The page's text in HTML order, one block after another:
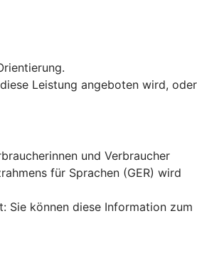
Leistung angeboten wird, oder
und Verbraucher
für Sprachen (GER) wird
Sie können diese Information zum